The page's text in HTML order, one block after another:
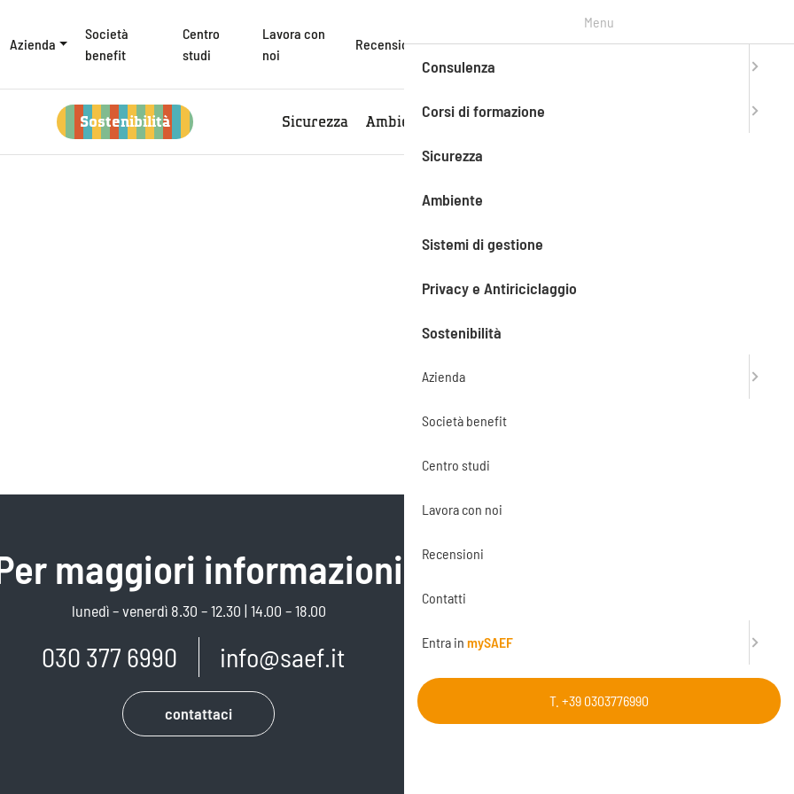
Azienda
Società
benefit
Centro
studi
Lavora con
noi
Recensioni Contatti Entra inmySAEF
Sostenibilità Sicurezza Ambiente Sistemi di gestione
maggiori informazioni
lunedì – venerdì 8.30 – 12.30 | 14.00 – 18.00
030 377 6990 info@saef.it
contattaci
Menu
Consulenza
Corsi di formazione
Sicurezza
Ambiente
Sistemi di gestione
Privacy e Antiriciclaggio
Sostenibilità
Azienda
Società benefit
Centro studi
Lavora con noi
Recensioni
Contatti
Entra in mySAEF
T. +39 0303776990